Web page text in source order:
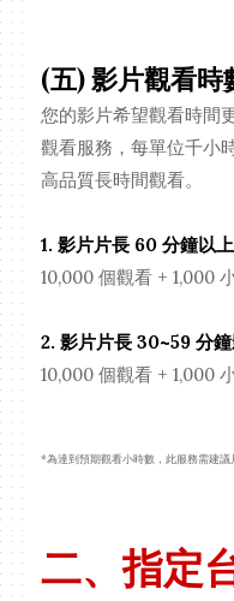
(五) 影片觀看時
您的影片希望觀看時間
觀看服務，每單位千小
高品質長時間觀看。
1. 影片片長 60 分鐘以上
10,000 個觀看 + 1,000
2. 影片片長 30~59 分鐘
10,000 個觀看 + 1,000
*為達到預期觀看小時數，此服務需建議
二、指定